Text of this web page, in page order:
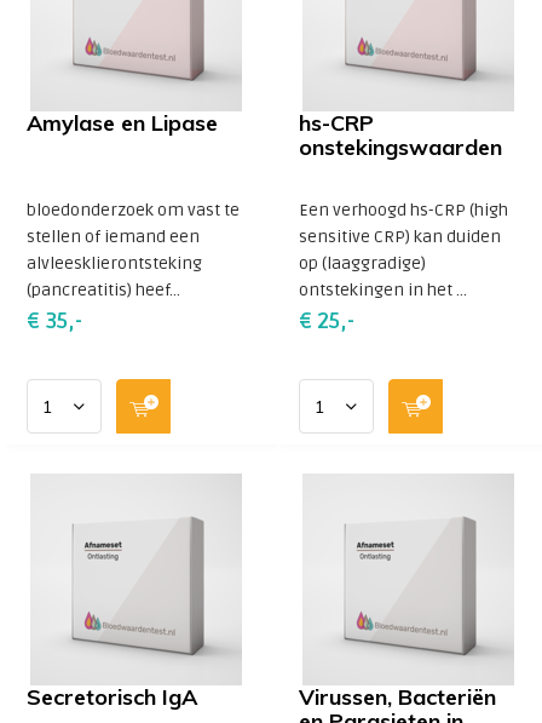
Amylase en Lipase
bloedonderzoek om vast te
stellen of iemand een
alvleesklierontsteking
(pancreatitis) heef...
€ 35,-
hs-CRP
onstekingswaarden
Een verhoogd hs-CRP (high
sensitive CRP) kan duiden
op (laaggradige)
ontstekingen in het ...
€ 25,-
Secretorisch IgA
Virussen, Bacteriën